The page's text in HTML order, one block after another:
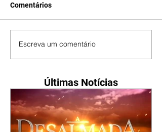
Comentários
Escreva um comentário
Últimas Notícias